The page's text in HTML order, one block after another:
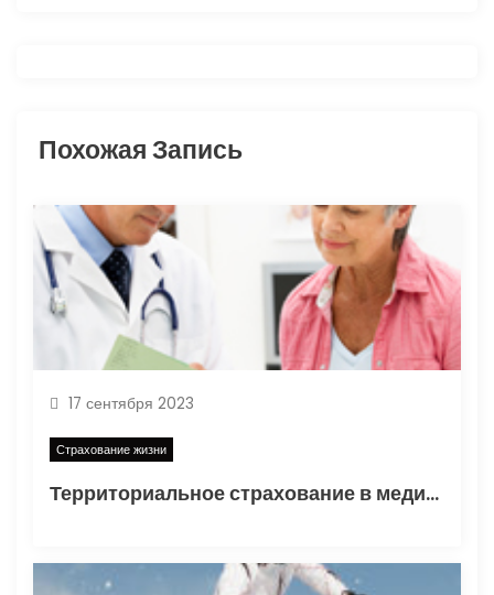
я
о
з
п
и
с
м
Похожая Запись
17 сентября 2023
Страхование жизни
Территориальное страхование в медицине